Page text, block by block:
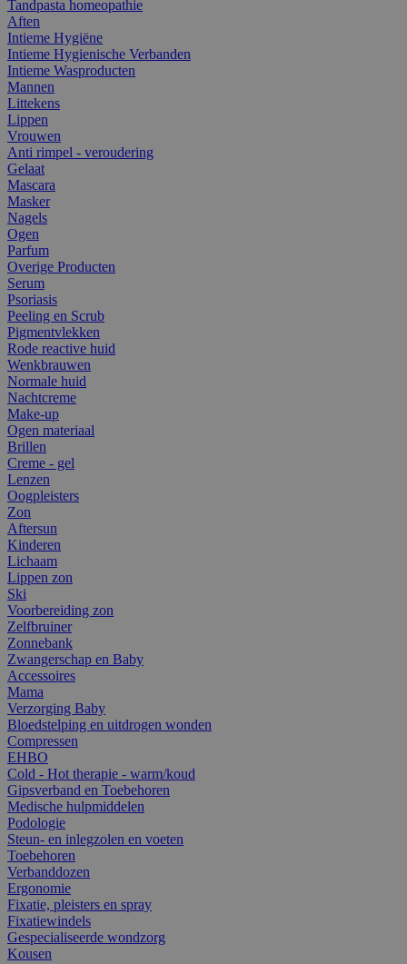
Tandpasta homeopathie
Aften
Intieme Hygiëne
Intieme Hygienische Verbanden
Intieme Wasproducten
Mannen
Littekens
Lippen
Vrouwen
Anti rimpel - veroudering
Gelaat
Mascara
Masker
Nagels
Ogen
Parfum
Overige Producten
Serum
Psoriasis
Peeling en Scrub
Pigmentvlekken
Rode reactive huid
Wenkbrauwen
Normale huid
Nachtcreme
Make-up
Ogen materiaal
Brillen
Creme - gel
Lenzen
Oogpleisters
Zon
Aftersun
Kinderen
Lichaam
Lippen zon
Ski
Voorbereiding zon
Zelfbruiner
Zonnebank
Zwangerschap en Baby
Accessoires
Mama
Verzorging Baby
Bloedstelping en uitdrogen wonden
Compressen
EHBO
Cold - Hot therapie - warm/koud
Gipsverband en Toebehoren
Medische hulpmiddelen
Podologie
Steun- en inlegzolen en voeten
Toebehoren
Verbanddozen
Ergonomie
Fixatie, pleisters en spray
Fixatiewindels
Gespecialiseerde wondzorg
Kousen